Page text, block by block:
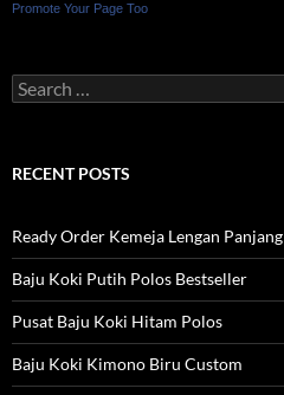
Promote Your Page Too
Search
for:
RECENT POSTS
Ready Order Kemeja Lengan Panjang
Baju Koki Putih Polos Bestseller
Pusat Baju Koki Hitam Polos
Baju Koki Kimono Biru Custom